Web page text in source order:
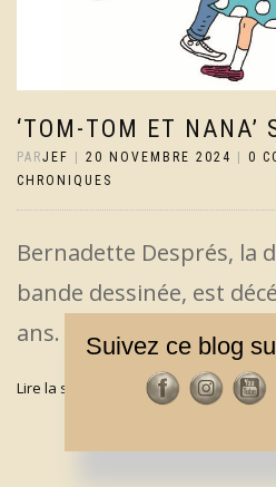
‘TOM-TOM ET NANA’
PARJEF 20 NOVEMBRE 2024 0
CHRONIQUES
Bernadette Després, la
bande dessinée, est
ans.
Lire la suite
Suivez ce blog